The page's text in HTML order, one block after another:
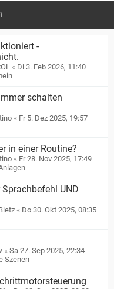
-
« Di 3. Feb 2026, 11:40
schalten
« Fr 5. Dez 2025, 19:57
in einer Routine?
« Fr 28. Nov 2025, 17:49
UND
« Do 30. Okt 2025, 08:35
« Sa 27. Sep 2025, 22:34
Szenen